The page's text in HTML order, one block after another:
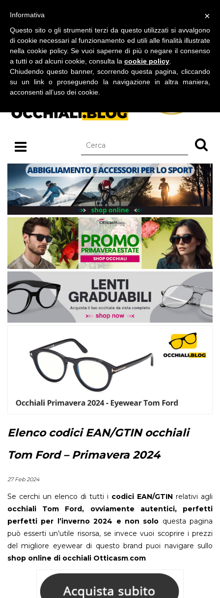
BLOG SU OCCHIALI DA SOLE E OCCHIALI DA VISTA
Elenco codici EAN/GTIN occhiali
Tom Ford – Primavera 2024
27 Feb 2024
Se cerchi un elenco di tutti i codici EAN/GTIN relativi agli
occhiali Tom Ford, ovviamente autentici, perfetti
perfetti per l’inverno 2024 e non solo questa pagina
può esserti un’utile risorsa, se invece vuoi scoprire i prezzi
del migliore eyewear di questo brand puoi navigare sullo
shop online di occhiali Otticasm.com
×
Informativa
Questo sito o gli strumenti terzi da questo utilizzati si avvalgono
di cookie necessari al funzionamento ed utili alle finalità illustrate
nella cookie policy. Se vuoi saperne di più o negare il consenso
a tutti o ad alcuni cookie, consulta la cookie policy
Chiudendo questo banner, scorrendo questa pagina, cliccando
su un link o proseguendo la navigazione in altra maniera,
acconsenti all’uso dei cookie.